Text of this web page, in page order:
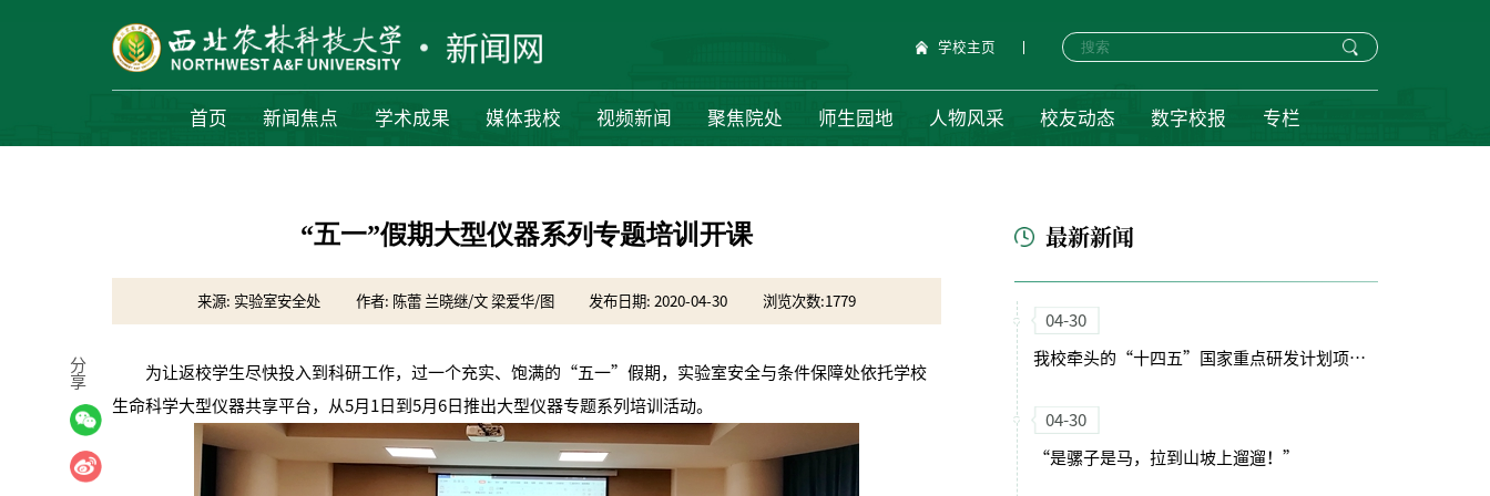
学校主页
首页 新闻焦点 学术成果 媒体我校 视频新闻 聚焦院处 师生园地 人物风采 校友动态 数字校报 专栏
“五一”假期大型仪器系列专题培训开课
来源: 实验室安全处 作者: 陈蕾 兰晓继/文 梁爱华/图 发布日期: 2020-04-30 浏览次数:1779
为让返校学生尽快投入到科研工作，过一个充实、饱满的“五一”假期，实验室安全与条件保障处依托学校
生命科学大型仪器共享平台，从5月1日到5月6日推出大型仪器专题系列培训活动。
分
享
最新新闻
04-30
我校牵头的“十四五”国家重点研发计划项目启动会暨实施方案论证会顺利召开
04-30
“是骡子是马，拉到山坡上遛遛！”